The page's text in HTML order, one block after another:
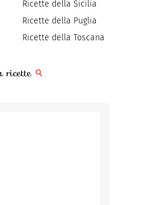
Ricette della Sicilia
Ricette della Puglia
Ricette della Toscana
ricette